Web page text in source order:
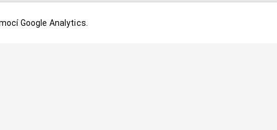
Google Analytics.